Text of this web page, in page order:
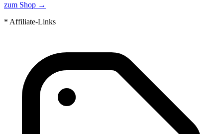
zum Shop →
* Affiliate-Links